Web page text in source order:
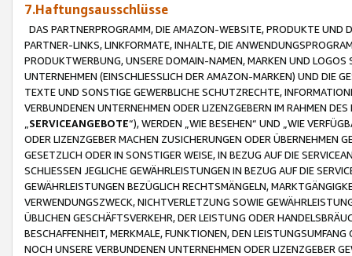
7.Haftungsausschlüsse
DAS PARTNERPROGRAMM, DIE AMAZON-WEBSITE, PRODUKTE UND
PARTNER-LINKS, LINKFORMATE, INHALTE, DIE
PRODUKTWERBUNG, UNSERE DOMAIN-NAMEN, MARKEN UND
UNTERNEHMEN (EINSCHLIESSLICH DER AMAZON-MARKEN) UND DIE
TEXTE UND SONSTIGE GEWERBLICHE SCHUTZRECHTE,
VERBUNDENEN UNTERNEHMEN ODER LIZENZGEBERN IM RAHMEN
SERVICEANGEBOTE“), WERDEN „WIE BESEHEN“ UND „WIE
ODER LIZENZGEBER MACHEN ZUSICHERUNGEN ODER ÜBERNEHMEN
GESETZLICH ODER IN SONSTIGER WEISE, IN BEZUG AUF DIE
SCHLIESSEN JEGLICHE GEWÄHRLEISTUNGEN IN BEZUG AUF DIE
GEWÄHRLEISTUNGEN BEZÜGLICH RECHTSMÄNGELN,
VERWENDUNGSZWECK, NICHTVERLETZUNG SOWIE
ÜBLICHEN GESCHÄFTSVERKEHR, DER LEISTUNG ODER
BESCHAFFENHEIT, MERKMALE, FUNKTIONEN, DEN
NOCH UNSERE VERBUNDENEN UNTERNEHMEN ODER LIZENZGEBER